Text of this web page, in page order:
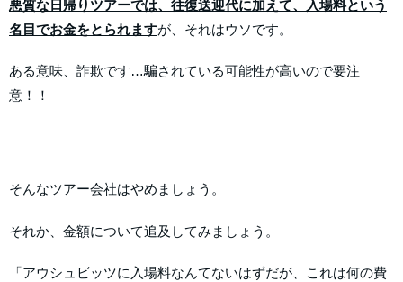
悪質な日帰りツアーでは、往復送迎代に加えて、入場料という
名目でお金をとられますが、それはウソです。
ある意味、詐欺です…騙されている可能性が高いので要注
意！！
そんなツアー会社はやめましょう。
それか、金額について追及してみましょう。
「アウシュビッツに入場料なんてないはずだが、これは何の費